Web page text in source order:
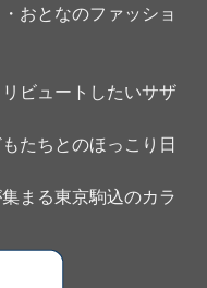
おとなのファッショ
リビュートしたいサザ
たちとのほっこり日
まる東京駒込のカラ